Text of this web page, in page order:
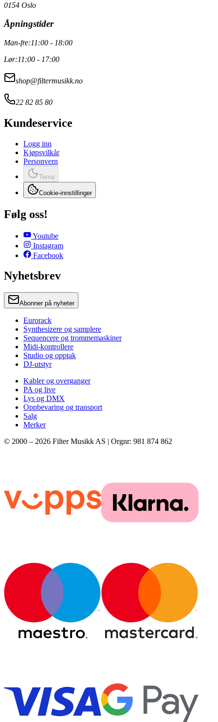
0154 Oslo
Åpningstider
Man-fre:11:00 - 18:00
Lør:11:00 - 17:00
shop@filtermusikk.no
22 82 85 80
Kundeservice
Logg inn
Kjøpsvilkår
Personvern
Tema
Cookie-innstillinger
Følg oss!
Youtube
Instagram
Facebook
Nyhetsbrev
Abonner på nyheter
Eurorack
Synthesizere og samplere
Sequencere og trommemaskiner
Midi-kontrollere
Studio og opptak
DJ-utstyr
Kabler og overganger
PA og live
Lys og DMX
Oppbevaring og transport
Salg
Merker
© 2000 – 2026 Filter Musikk AS | Orgnr: 981 874 862